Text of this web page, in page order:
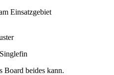
Einsatzgebiet
Board beides kann.